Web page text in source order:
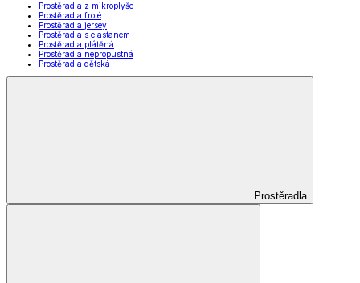
Prostěradla z mikroplyše
Prostěradla froté
Prostěradla jersey
Prostěradla s elastanem
Prostěradla plátěná
Prostěradla nepropustná
Prostěradla dětská
Prostěradla